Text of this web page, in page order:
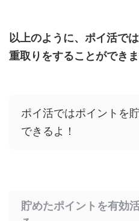
以上のように、ポイ活で
重取りをすることができま
ポイ活ではポイントを
できるよ！
貯めたポイントを有効